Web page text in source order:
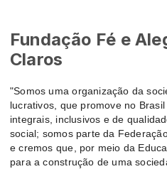
Fundação Fé e
Claros
"Somos uma organização da
lucrativos, que promove no
integrais, inclusivos e de
social; somos parte da
e cremos que, por meio da
para a construção de uma